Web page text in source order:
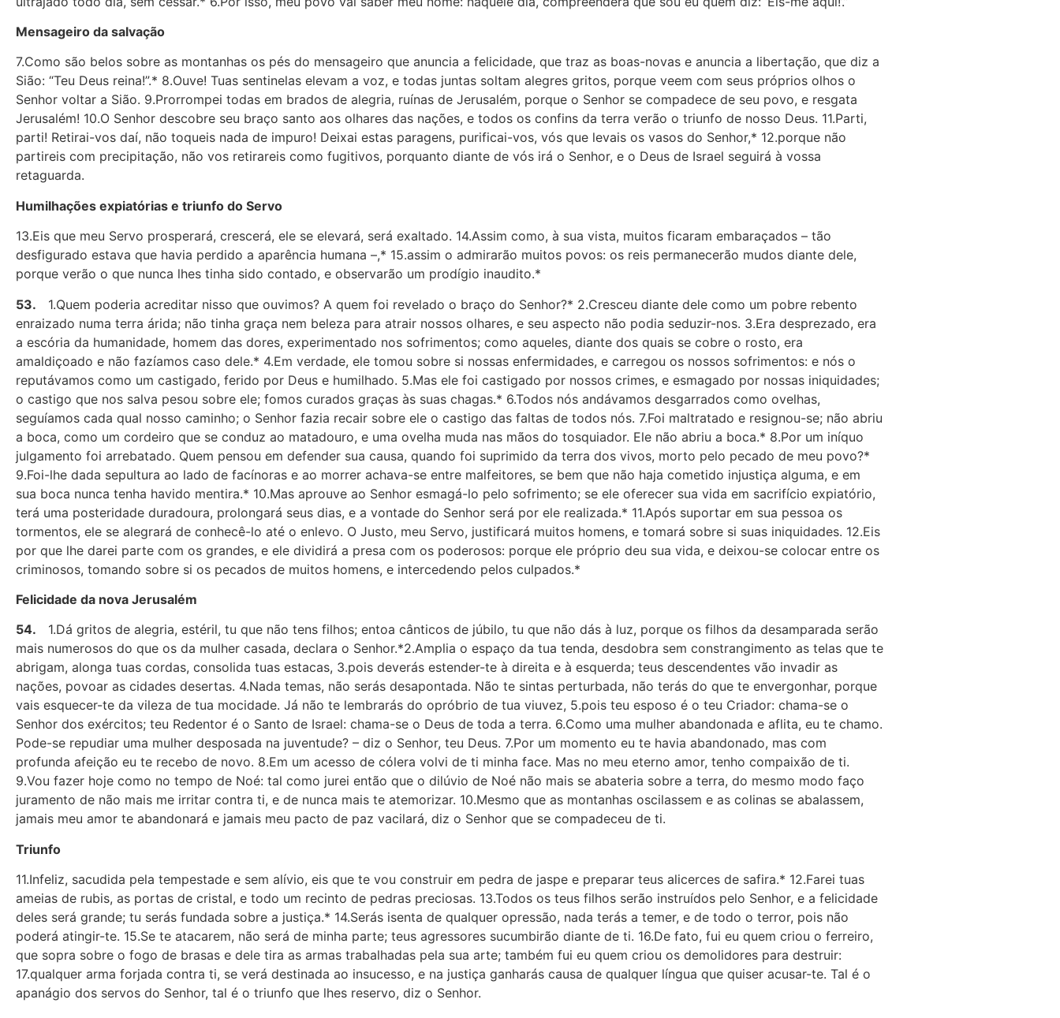
Mensageiro da salvação
7.Como são belos sobre as montanhas os pés do mensageiro que anuncia a felicidade, que traz as boas-novas e anuncia a libertação, que diz a
Sião: “Teu Deus reina!”.* 8.Ouve! Tuas sentinelas elevam a voz, e todas juntas soltam alegres gritos, porque veem com seus próprios olhos o
Senhor voltar a Sião. 9.Prorrompei todas em brados de alegria, ruínas de Jerusalém, porque o Senhor se compadece de seu povo, e resgata
Jerusalém! 10.O Senhor descobre seu braço santo aos olhares das nações, e todos os confins da terra verão o triunfo de nosso Deus. 11.Parti,
parti! Retirai-vos daí, não toqueis nada de impuro! Deixai estas paragens, purificai-vos, vós que levais os vasos do Senhor,* 12.porque não
partireis com precipitação, não vos retirareis como fugitivos, porquanto diante de vós irá o Senhor, e o Deus de Israel seguirá à vossa
retaguarda.
Humilhações expiatórias e triunfo do Servo
13.Eis que meu Servo prosperará, crescerá, ele se elevará, será exaltado. 14.Assim como, à sua vista, muitos ficaram embaraçados – tão
desfigurado estava que havia perdido a aparência humana –,* 15.assim o admirarão muitos povos: os reis permanecerão mudos diante dele,
porque verão o que nunca lhes tinha sido contado, e observarão um prodígio inaudito.*
53. 1.Quem poderia acreditar nisso que ouvimos? A quem foi revelado o braço do Senhor?* 2.Cresceu diante dele como um pobre rebento
enraizado numa terra árida; não tinha graça nem beleza para atrair nossos olhares, e seu aspecto não podia seduzir-nos. 3.Era desprezado, era
a escória da humanidade, homem das dores, experimentado nos sofrimentos; como aqueles, diante dos quais se cobre o rosto, era
amaldiçoado e não fazíamos caso dele.* 4.Em verdade, ele tomou sobre si nossas enfermidades, e carregou os nossos sofrimentos: e nós o
reputávamos como um castigado, ferido por Deus e humilhado. 5.Mas ele foi castigado por nossos crimes, e esmagado por nossas iniquidades;
o castigo que nos salva pesou sobre ele; fomos curados graças às suas chagas.* 6.Todos nós andávamos desgarrados como ovelhas,
seguíamos cada qual nosso caminho; o Senhor fazia recair sobre ele o castigo das faltas de todos nós. 7.Foi maltratado e resignou-se; não abriu
a boca, como um cordeiro que se conduz ao matadouro, e uma ovelha muda nas mãos do tosquiador. Ele não abriu a boca.* 8.Por um iníquo
julgamento foi arrebatado. Quem pensou em defender sua causa, quando foi suprimido da terra dos vivos, morto pelo pecado de meu povo?*
9.Foi-lhe dada sepultura ao lado de facínoras e ao morrer achava-se entre malfeitores, se bem que não haja cometido injustiça alguma, e em
sua boca nunca tenha havido mentira.* 10.Mas aprouve ao Senhor esmagá-lo pelo sofrimento; se ele oferecer sua vida em sacrifício expiatório,
terá uma posteridade duradoura, prolongará seus dias, e a vontade do Senhor será por ele realizada.* 11.Após suportar em sua pessoa os
tormentos, ele se alegrará de conhecê-lo até o enlevo. O Justo, meu Servo, justificará muitos homens, e tomará sobre si suas iniquidades. 12.Eis
por que lhe darei parte com os grandes, e ele dividirá a presa com os poderosos: porque ele próprio deu sua vida, e deixou-se colocar entre os
criminosos, tomando sobre si os pecados de muitos homens, e intercedendo pelos culpados.*
Felicidade da nova Jerusalém
54. 1.Dá gritos de alegria, estéril, tu que não tens filhos; entoa cânticos de júbilo, tu que não dás à luz, porque os filhos da desamparada serão
mais numerosos do que os da mulher casada, declara o Senhor.*2.Amplia o espaço da tua tenda, desdobra sem constrangimento as telas que te
abrigam, alonga tuas cordas, consolida tuas estacas, 3.pois deverás estender-te à direita e à esquerda; teus descendentes vão invadir as
nações, povoar as cidades desertas. 4.Nada temas, não serás desapontada. Não te sintas perturbada, não terás do que te envergonhar, porque
vais esquecer-te da vileza de tua mocidade. Já não te lembrarás do opróbrio de tua viuvez, 5.pois teu esposo é o teu Criador: chama-se o
Senhor dos exércitos; teu Redentor é o Santo de Israel: chama-se o Deus de toda a terra. 6.Como uma mulher abandonada e aflita, eu te chamo.
Pode-se repudiar uma mulher desposada na juventude? – diz o Senhor, teu Deus. 7.Por um momento eu te havia abandonado, mas com
profunda afeição eu te recebo de novo. 8.Em um acesso de cólera volvi de ti minha face. Mas no meu eterno amor, tenho compaixão de ti.
9.Vou fazer hoje como no tempo de Noé: tal como jurei então que o dilúvio de Noé não mais se abateria sobre a terra, do mesmo modo faço
juramento de não mais me irritar contra ti, e de nunca mais te atemorizar. 10.Mesmo que as montanhas oscilassem e as colinas se abalassem,
jamais meu amor te abandonará e jamais meu pacto de paz vacilará, diz o Senhor que se compadeceu de ti.
Triunfo
11.Infeliz, sacudida pela tempestade e sem alívio, eis que te vou construir em pedra de jaspe e preparar teus alicerces de safira.* 12.Farei tuas
ameias de rubis, as portas de cristal, e todo um recinto de pedras preciosas. 13.Todos os teus filhos serão instruídos pelo Senhor, e a felicidade
deles será grande; tu serás fundada sobre a justiça.* 14.Serás isenta de qualquer opressão, nada terás a temer, e de todo o terror, pois não
poderá atingir-te. 15.Se te atacarem, não será de minha parte; teus agressores sucumbirão diante de ti. 16.De fato, fui eu quem criou o ferreiro,
que sopra sobre o fogo de brasas e dele tira as armas trabalhadas pela sua arte; também fui eu quem criou os demolidores para destruir:
17.qualquer arma forjada contra ti, se verá destinada ao insucesso, e na justiça ganharás causa de qualquer língua que quiser acusar-te. Tal é o
apanágio dos servos do Senhor, tal é o triunfo que lhes reservo, diz o Senhor.